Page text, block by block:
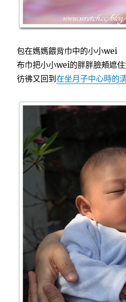
包在媽媽餵背巾中的小小wei
布巾把小小wei的胖胖臉頰遮
彷彿又回到在坐月子中心時的